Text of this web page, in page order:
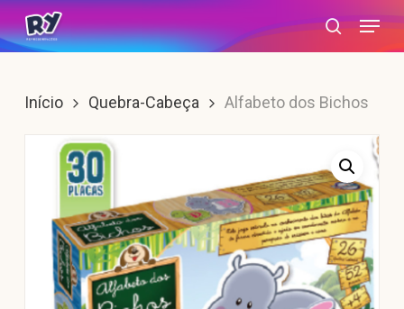
Skip
to
content
search
Menu
Início Quebra-Cabeça Alfabeto dos Bichos